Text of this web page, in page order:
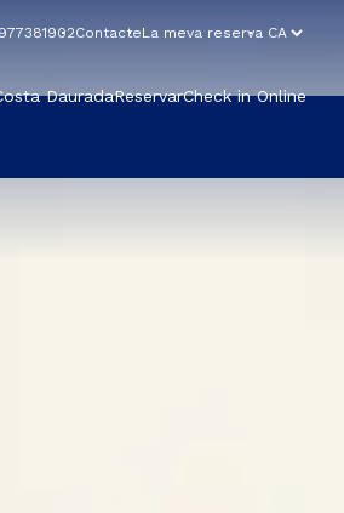
977381902ContacteLa meva reserva
DauradaReservarCheck in Online